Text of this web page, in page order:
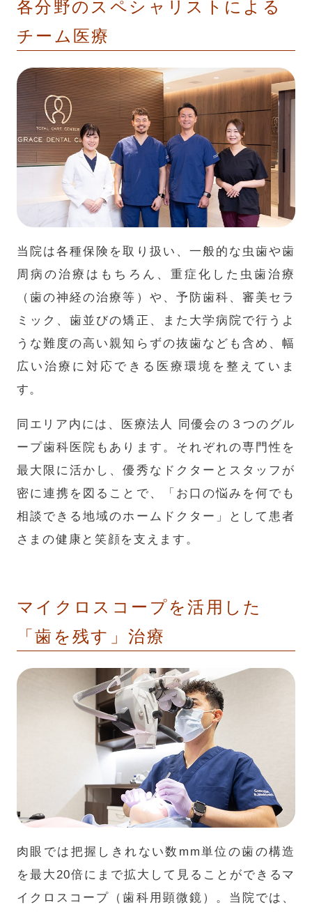
各分野のスペシャリストによる
チーム医療
当院は各種保険を取り扱い、一般的な虫歯や歯
周病の治療はもちろん、重症化した虫歯治療
（歯の神経の治療等）や、予防歯科、審美セラ
ミック、歯並びの矯正、また大学病院で行うよ
うな難度の高い親知らずの抜歯なども含め、幅
広い治療に対応できる医療環境を整えていま
す。
同エリア内には、医療法人 同優会の３つのグル
ープ歯科医院もあります。それぞれの専門性を
最大限に活かし、優秀なドクターとスタッフが
密に連携を図ることで、「お口の悩みを何でも
相談できる地域のホームドクター」として患者
さまの健康と笑顔を支えます。
マイクロスコープを活用した
「歯を残す」治療
肉眼では把握しきれない数mm単位の歯の構造
を最大20倍にまで拡大して見ることができるマ
イクロスコープ（歯科用顕微鏡）。当院では、